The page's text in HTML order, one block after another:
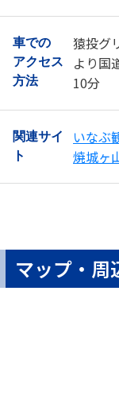
車での
アクセス
方法
猿投グ
より国
10分
関連サイ
ト
いなぶ
焼城ヶ
マップ・周